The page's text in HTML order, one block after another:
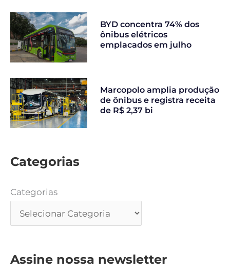
BYD concentra 74% dos
ônibus elétricos
emplacados em julho
Marcopolo amplia produção
de ônibus e registra receita
de R$ 2,37 bi
Categorias
Categorias
Assine nossa newsletter